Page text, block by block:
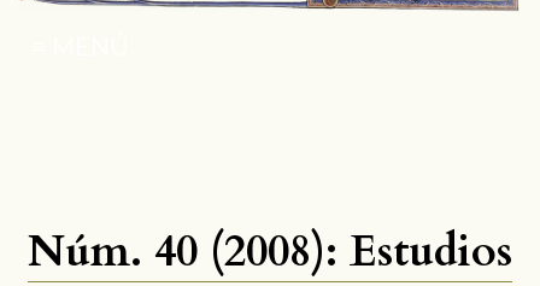
Núm. 40 (2008): Estudios